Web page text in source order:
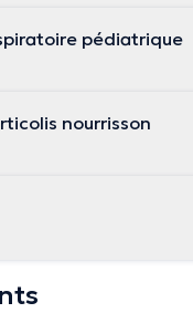
pédiatrique
nourrisson